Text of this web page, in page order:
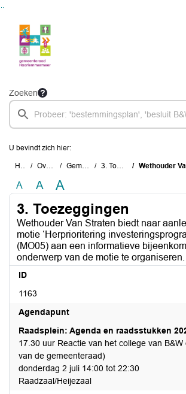
Zoeken
U bevindt zich hier:
Home Overzichten Gemeenteraad 3. Toezeggingen Wethouder Van Straten biedt naar aanleiding van de motie ‘Herprioritering
A A A
3. Toezeggingen
Wethouder Van Straten biedt naar
motie ‘Herprioritering
(MO05) aan een informatieve
onderwerp van de motie te organiseren.
ID
1163
Agendapunt
Raadsplein: Agenda en raadsstukken
17.30 uur Reactie van het college van
van de gemeenteraad)
donderdag 2 juli 14:00 tot 22:30
Raadzaal/Heijezaal